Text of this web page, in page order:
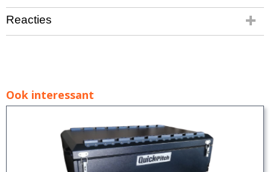
Reacties
Ook interessant